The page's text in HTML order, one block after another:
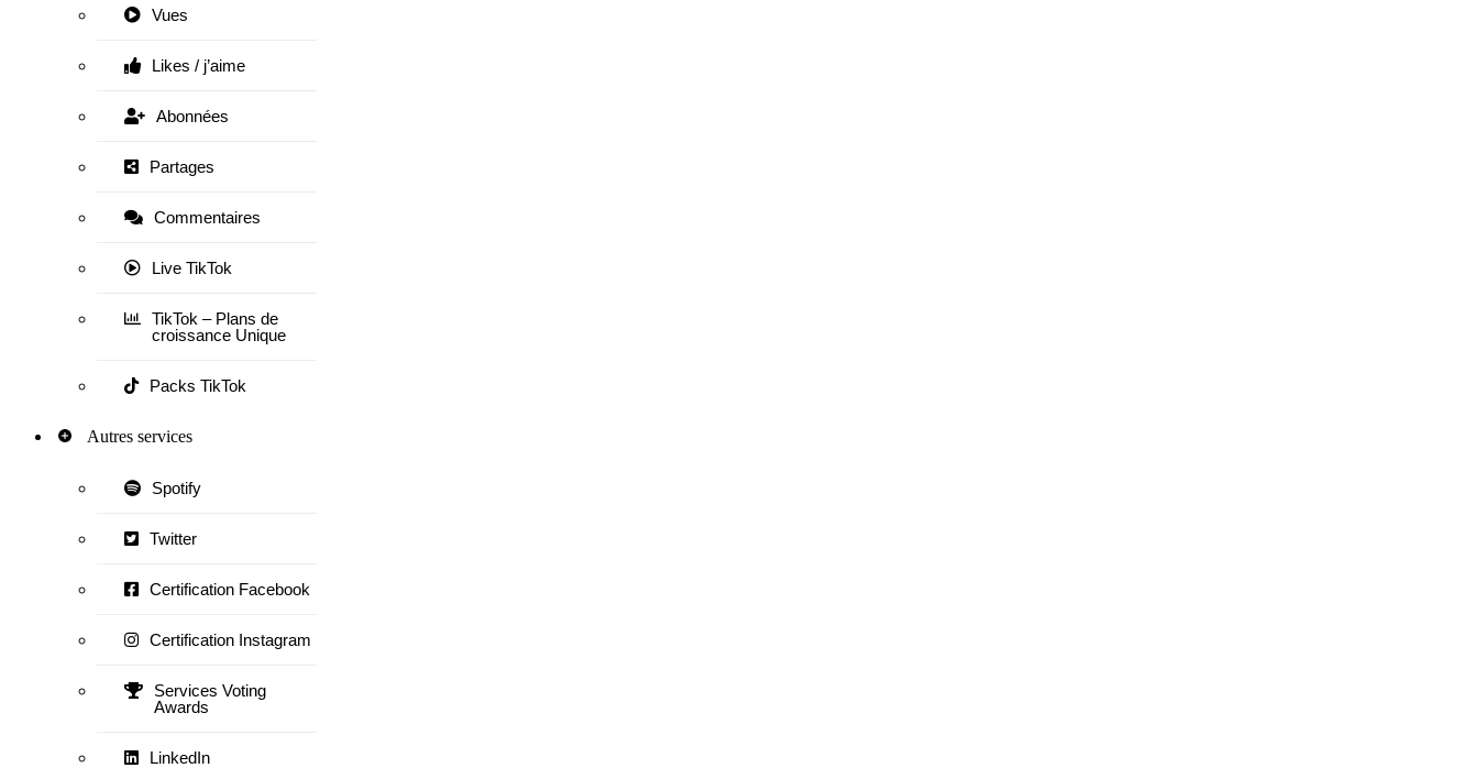
Vues
Likes / j’aime
Abonnées
Partages
Commentaires
Live TikTok
TikTok – Plans de
croissance Unique
Packs TikTok
Autres services
Spotify
Twitter
Certification Facebook
Certification Instagram
Services Voting
Awards
LinkedIn